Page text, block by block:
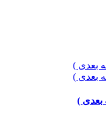
بعدی )